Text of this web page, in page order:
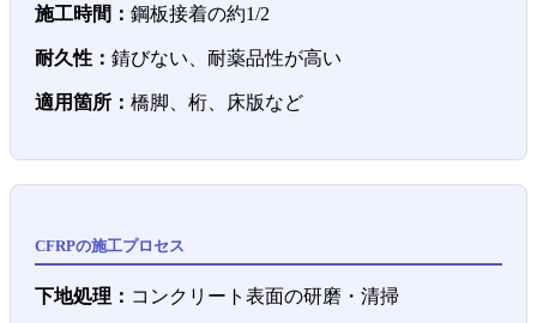
施工時間： 鋼板接着の約1/2
耐久性： 錆びない、耐薬品性が高い
適用箇所： 橋脚、桁、床版など
CFRPの施工プロセス
下地処理： コンクリート表面の研磨・清掃